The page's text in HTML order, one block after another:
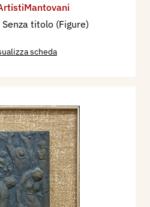
Senza titolo (Figure)
scheda